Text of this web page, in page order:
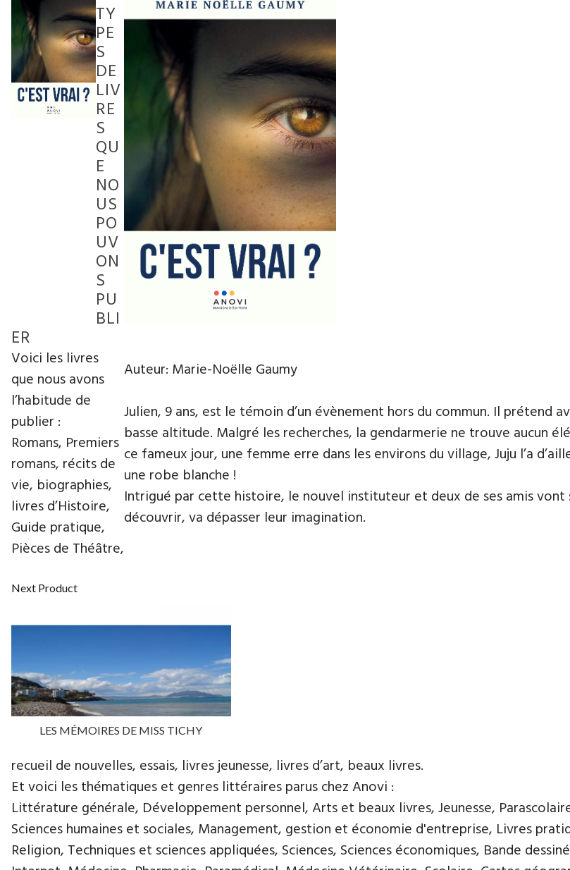
Auteur: Marie-Noëlle Gaumy
Julien, 9 ans, est le témoin d’un évènement hors du commun. Il
basse altitude. Malgré les recherches, la gendarmerie ne trouve aucun
ce fameux jour, une femme erre dans les environs du village, Juju l’a
une robe blanche !
Intrigué par cette histoire, le nouvel instituteur et deux de ses amis
découvrir, va dépasser leur imagination.
Next Product
LES MÉMOIRES DE MISS TICHY
TY
PE
S
DE
LIV
RE
S
QU
E
NO
US
PO
UV
ON
S
PU
BLI
ER
Voici les livres
que nous avons
l’habitude de
publier :
Romans, Premiers
romans, récits de
vie, biographies,
livres d’Histoire,
Guide pratique,
Pièces de Théâtre,
recueil de nouvelles, essais, livres jeunesse, livres d’art, beaux livres.
Et voici les thématiques et genres littéraires parus chez Anovi :
Littérature générale, Développement personnel, Arts et beaux livres, Jeunesse,
Sciences humaines et sociales, Management, gestion et économie d'entreprise, Livres
Religion, Techniques et sciences appliquées, Sciences, Sciences économiques, Bande